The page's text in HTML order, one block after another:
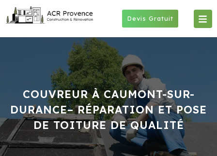
Devis Gratuit
COUVREUR À CAUMONT-SUR-
DURANCE– RÉPARATION ET POSE
DE TOITURE DE QUALITÉ